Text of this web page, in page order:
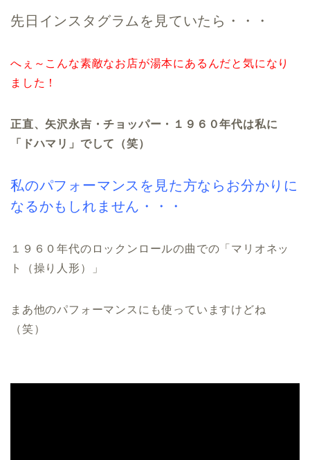
先日インスタグラムを見ていたら・・・
へぇ～こんな素敵なお店が湯本にあるんだと気になり
ました！
正直、矢沢永吉・チョッパー・１９６０年代は私に
「ドハマリ」でして（笑）
私のパフォーマンスを見た方ならお分かりに
なるかもしれません・・・
１９６０年代のロックンロールの曲での「マリオネッ
ト（操り人形）」
まあ他のパフォーマンスにも使っていますけどね
（笑）